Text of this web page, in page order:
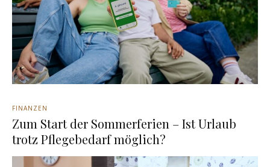
FINANZEN
Zum Start der Sommerferien – Ist Urlaub
trotz Pflegebedarf möglich?